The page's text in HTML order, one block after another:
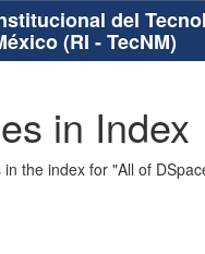
del
(RI - TecNM)
in Index
the index for "All of